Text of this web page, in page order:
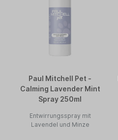
Paul Mitchell Pet -
Calming Lavender Mint
Spray 250ml
Entwirrungsspray mit
Lavendel und Minze